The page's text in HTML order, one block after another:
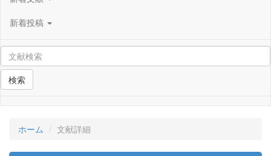
新着投稿
検索
ホーム 文献詳細